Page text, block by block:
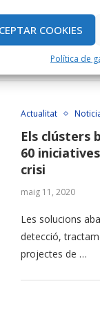
COOKIES
Política de
avui matí al
Actualitat
Els clústers
60
crisi
maig 11, 2020
Les solucions
detecció,
projectes de …